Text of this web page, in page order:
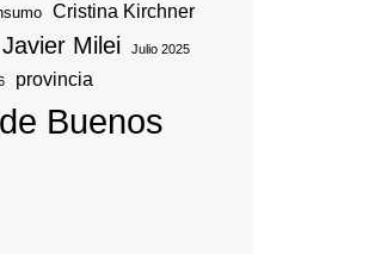
Cristina Kirchner
Javier Milei Julio 2025
provincia
Buenos